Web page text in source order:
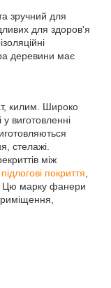
зручний для
для здоров'я
деревини має
килим.
Широко
виготовленні
стелажі.
між
підлогові покриття
Цю марку фанери